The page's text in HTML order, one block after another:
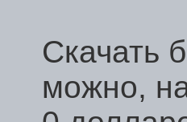
Скачать
можно,